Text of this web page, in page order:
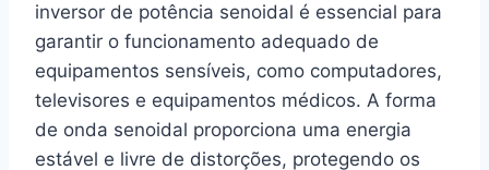
inversor de potência senoidal é essencial para
garantir o funcionamento adequado de
equipamentos sensíveis, como computadores,
televisores e equipamentos médicos. A forma
de onda senoidal proporciona uma energia
estável e livre de distorções, protegendo os